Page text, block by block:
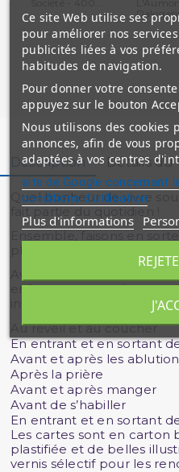
Description Détails du
Quel bonheur de vivre
enfants pourront lire et
invocations du quotidien :
Au réveil et au coucher
En entrant et en sortant
Avant et après les
Après la prière
Avant et après manger
Avant de s’habiller
En entrant et en sortant
Les cartes sont en carton
plastifiée et de belles
vernis sélectif pour les
Ce site Web utilise ses
pour améliorer nos
publicités liées à vos
habitudes de navigation.
Pour donner votre
appuyez sur le bouton
Nous utilisons des cookies
annonces, afin de vous
adaptées à vos centres
site de Google concernant
conditions d'utilisation
Plus d'informations